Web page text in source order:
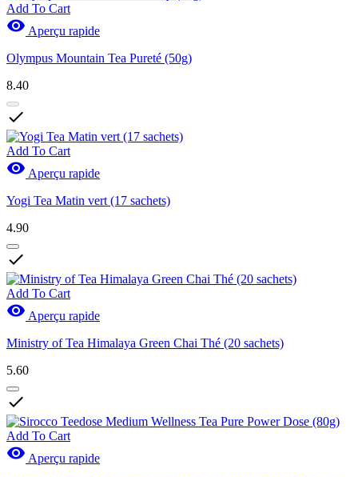
Add To Cart
 Aperçu rapide
Olympus Mountain Tea Pureté (50g)
8.40

Add To Cart
 Aperçu rapide
Yogi Tea Matin vert (17 sachets)
4.90

Add To Cart
 Aperçu rapide
Ministry of Tea Himalaya Green Chai Thé (20 sachets)
5.60

Add To Cart
 Aperçu rapide